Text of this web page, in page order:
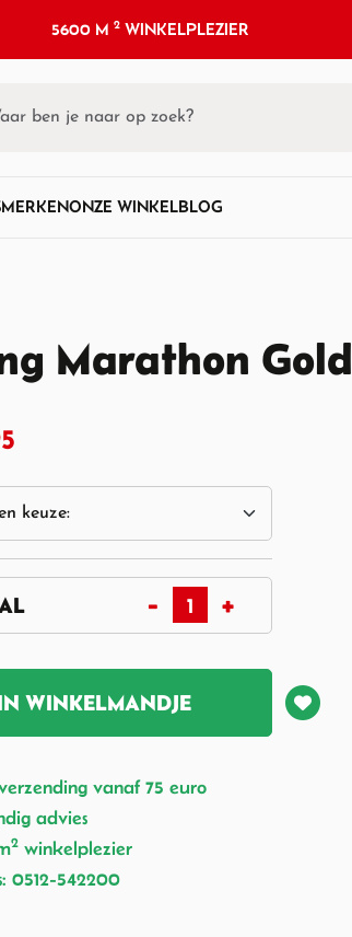
5600 M2 WINKELPLEZIER
MERKENONZE WINKELBLOG
Marathon Gold
WINKELMANDJE
vanaf 75 euro
advies
2 winkelplezier
0512-542200